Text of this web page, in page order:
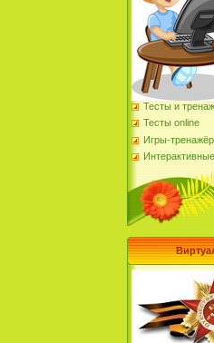
Тесты и
Тесты online
Игры-